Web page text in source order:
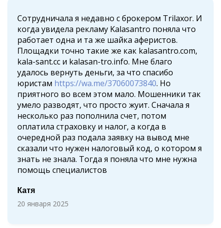
Сотрудничала я недавно с брокером Trilaxor. И
когда увидела рекламу Kalasantro поняла что
работает одна и та же шайка аферистов.
Площадки точно такие же как kalasantro.com,
kala-sant.cc и kalasan-tro.info. Мне благо
удалось вернуть деньги, за что спасибо
юристам https://wa.me/37060073840. Но
приятного во всем этом мало. Мошенники так
умело разводят, что просто жуит. Сначала я
несколько раз пополнила счет, потом
оплатила страховку и налог, а когда в
очередной раз подала заявку на вывод мне
сказали что нужен налоговый код, о котором я
знать не знала. Тогда я поняла что мне нужна
помощь специалистов
Катя
20 января 2025